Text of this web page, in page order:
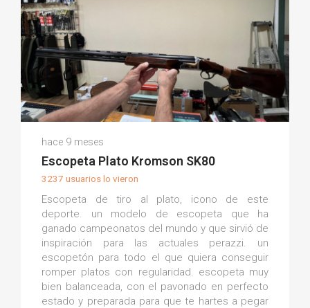
(0)
hace 9 meses
Escopeta Plato Kromson SK80
3237 usuarios lo vieron
Escopeta de tiro al plato, icono de este
deporte. un modelo de escopeta que ha
ganado campeonatos del mundo y que sirvió de
inspiración para las actuales perazzi. un
escopetón para todo el que quiera conseguir
romper platos con regularidad. escopeta muy
bien balanceada, con el pavonado en perfecto
estado y preparada para que te hartes a pegar